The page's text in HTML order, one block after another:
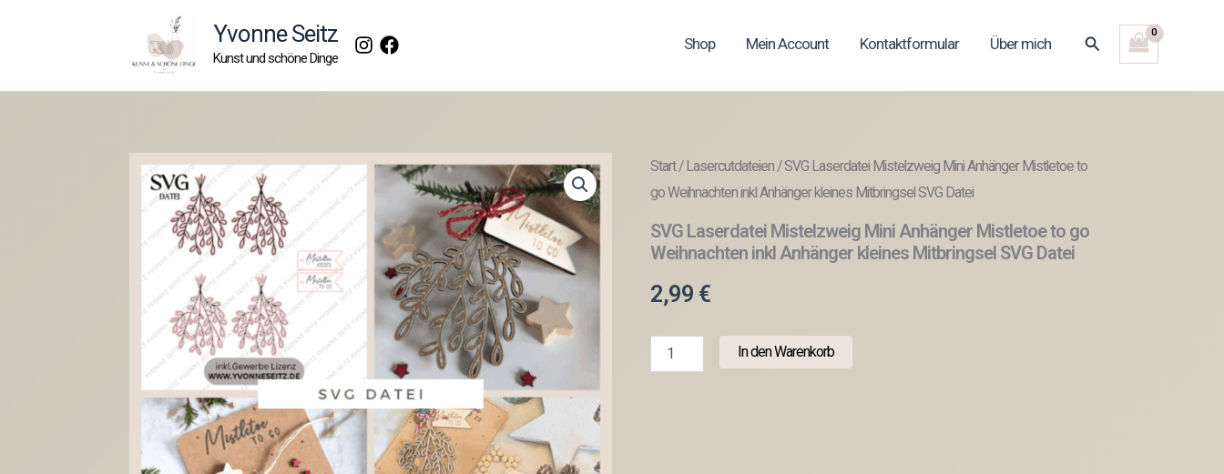
Yvonne Seitz
Kunst und schöne Dinge
Shop Mein Account Kontaktformular Über mich Suchen
Start/Lasercutdateien/ SVG Laserdatei Mistelzweig Mini Anhänger Mistletoe to
go Weihnachten inkl Anhänger kleines Mitbringsel SVG Datei
SVG Laserdatei Mistelzweig Mini Anhänger Mistletoe to go
Weihnachten inkl Anhänger kleines Mitbringsel SVG Datei
2,99 €
Laserdatei
In den Warenkorb